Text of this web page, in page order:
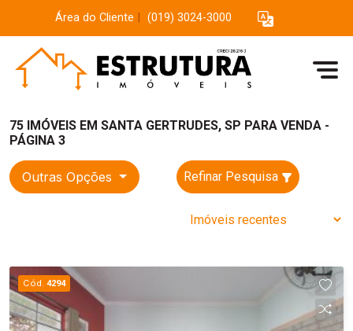
Área do Cliente (019) 3024-3000
75 IMÓVEIS EM SANTA GERTRUDES, SP PARA VENDA -
PÁGINA 3
Outras Opções Refinar Pesquisa
Cód. 4294